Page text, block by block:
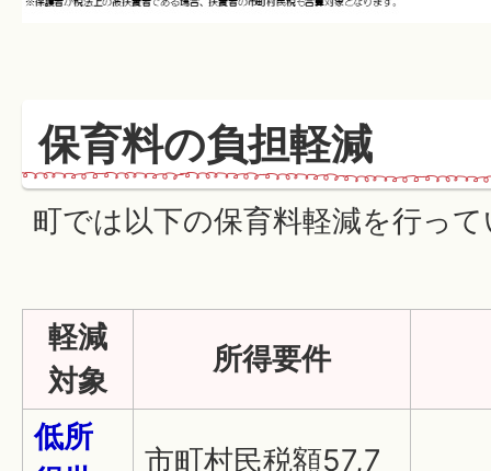
保育料の負担軽減
町では以下の保育料軽減を行っ
軽減
対象
所得要件
低所
市町村民税額57,7